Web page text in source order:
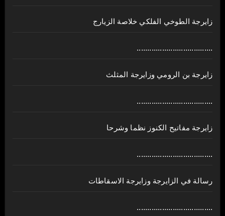
زايرجة الطوخي الفلكي خلاصة الزيارج
....................................
زايرجة بن الرومي وزايرجة المثلث
....................................
زايرجة مفاتيح الكنوز نظما وشرحا
....................................
رسالة في الزايرجة وزايرجة الاسقاطات
....................................